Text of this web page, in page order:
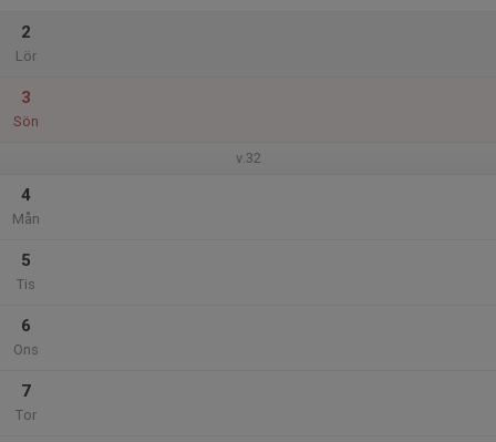
2
Lör
3
Sön
v.32
4
Mån
5
Tis
6
Ons
7
Tor